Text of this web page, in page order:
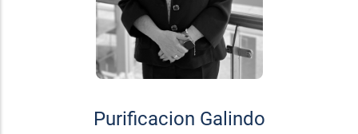
Purificacion Galindo